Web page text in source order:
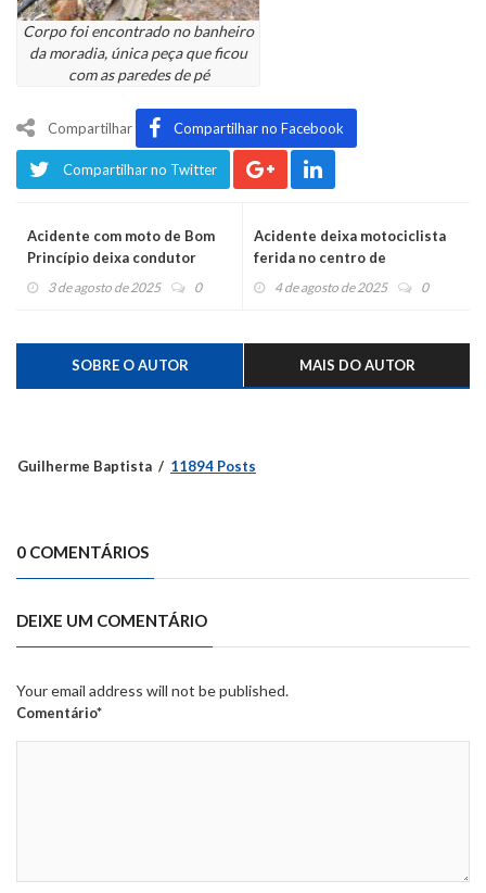
Corpo foi encontrado no banheiro
da moradia, única peça que ficou
com as paredes de pé
Compartilhar Compartilhar no Facebook
Compartilhar no Twitter
Acidente com moto de Bom
Princípio deixa condutor
ferido na ERS-122 no Caí
3 de agosto de 2025 0
Acidente deixa motociclista
ferida no centro de
Montenegro
4 de agosto de 2025 0
SOBRE O AUTOR MAIS DO AUTOR
Guilherme Baptista 11894 Posts
0 COMENTÁRIOS
DEIXE UM COMENTÁRIO
Your email address will not be published.
Comentário*